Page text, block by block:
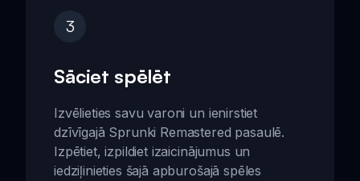
3
Sāciet spēlēt
Izvēlieties savu varoni un ienirstiet
dzīvīgajā Sprunki Remastered pasaulē.
Izpētiet, izpildiet izaicinājumus un
iedziļinieties šajā apburošajā spēles